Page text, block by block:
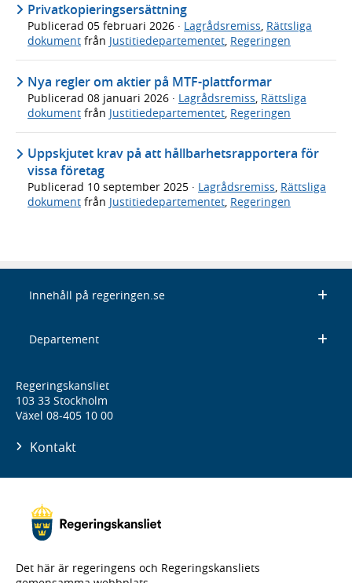
Privatkopieringsersättning
Publicerad 05 februari 2026 · Lagrådsremiss, Rättsliga
dokument från Justitiedepartementet, Regeringen
Nya regler om aktier på MTF-plattformar
Publicerad 08 januari 2026 · Lagrådsremiss Rättsliga
dokument från Justitiedepartementet Regeringen
Uppskjutet krav på att hållbarhetsrapportera för
vissa företag
Publicerad 10 september 2025 · Lagrådsremiss, Rättsliga
dokument från Justitiedepartementet, Regeringen
Innehåll på regeringen.se
Departement
Regeringskansliet
103 33 Stockholm
Växel 08-405 10 00
Kontakt
Det här är regeringens och Regeringskansliets